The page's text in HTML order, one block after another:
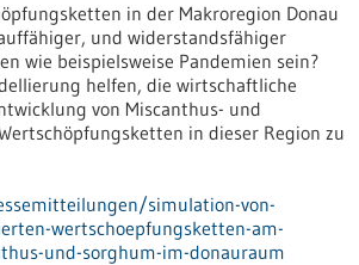
in der Makroregion Donau
und widerstandsfähiger
wie beispielsweise Pandemien sein?
helfen, die wirtschaftliche
von Miscanthus- und
in dieser Region zu
simulation-von-
wertschoepfungsketten-am-
und-sorghum-im-donauraum